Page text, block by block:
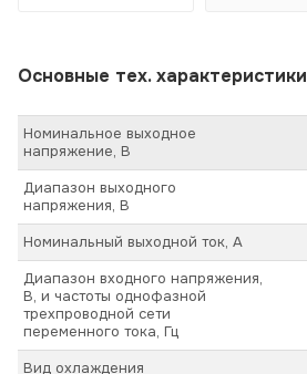
Основные тех. характеристики
Номинальное выходное
напряжение, В
Диапазон выходного
напряжения, В
Номинальный выходной ток, А
Диапазон входного напряжения,
В, и частоты однофазной
трехпроводной сети
переменного тока, Гц
Вид охлаждения